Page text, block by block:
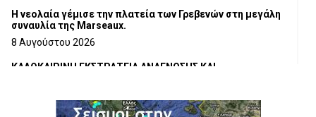
Η νεολαία γέμισε την πλατεία των Γρεβενών στη μεγάλη
συναυλία της Marseaux.
8 Αυγούστου 2026
ΚΑΛΟΚΑΙΡΙΝΗ ΕΚΣΤΡΑΤΕΙΑ ΑΝΑΓΝΩΣΗΣ ΚΑΙ